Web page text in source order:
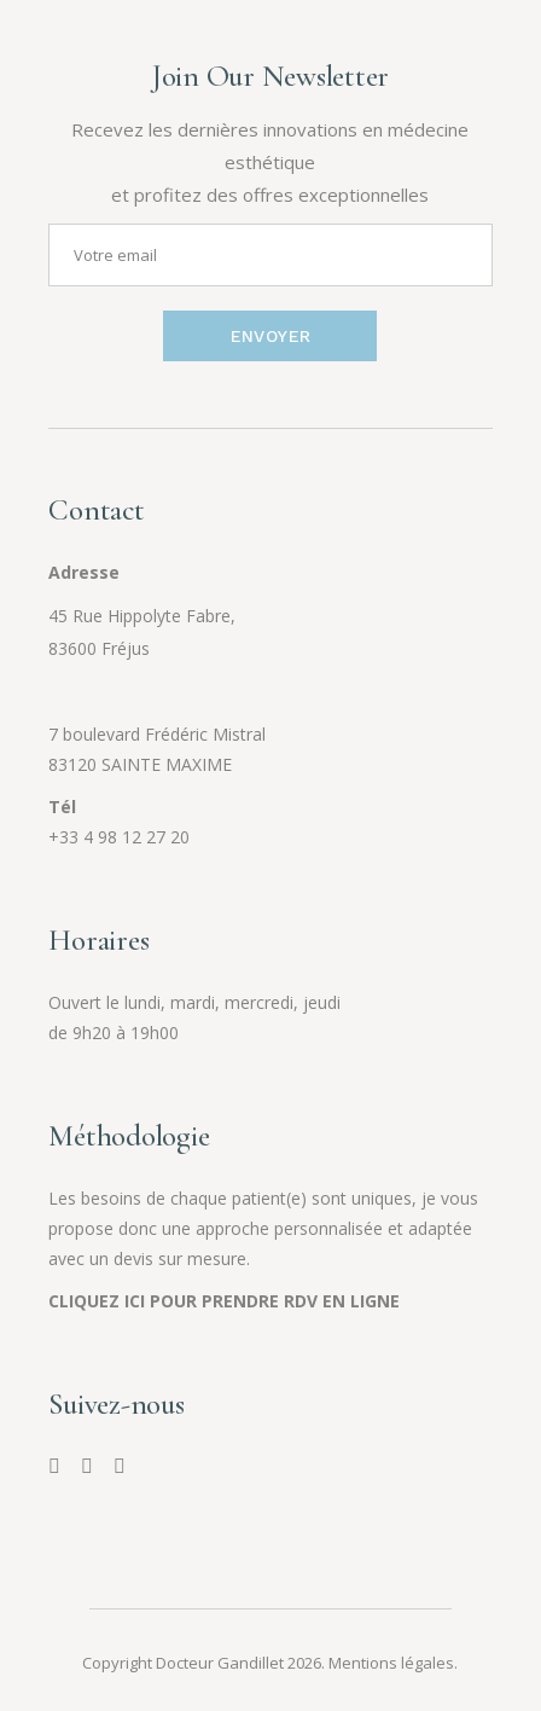
Join Our Newsletter
Recevez les dernières innovations en médecine
esthétique
et profitez des offres exceptionnelles
ENVOYER
Contact
Adresse
45 Rue Hippolyte Fabre,
83600 Fréjus
7 boulevard Frédéric Mistral
83120 SAINTE MAXIME
Tél
+33 4 98 12 27 20
Horaires
Ouvert le lundi, mardi, mercredi, jeudi
de 9h20 à 19h00
Méthodologie
Les besoins de chaque patient(e) sont uniques, je vous
propose donc une approche personnalisée et adaptée
avec un devis sur mesure.
CLIQUEZ ICI POUR PRENDRE RDV EN LIGNE
Suivez-nous
Copyright Docteur Gandillet 2026. Mentions légales.